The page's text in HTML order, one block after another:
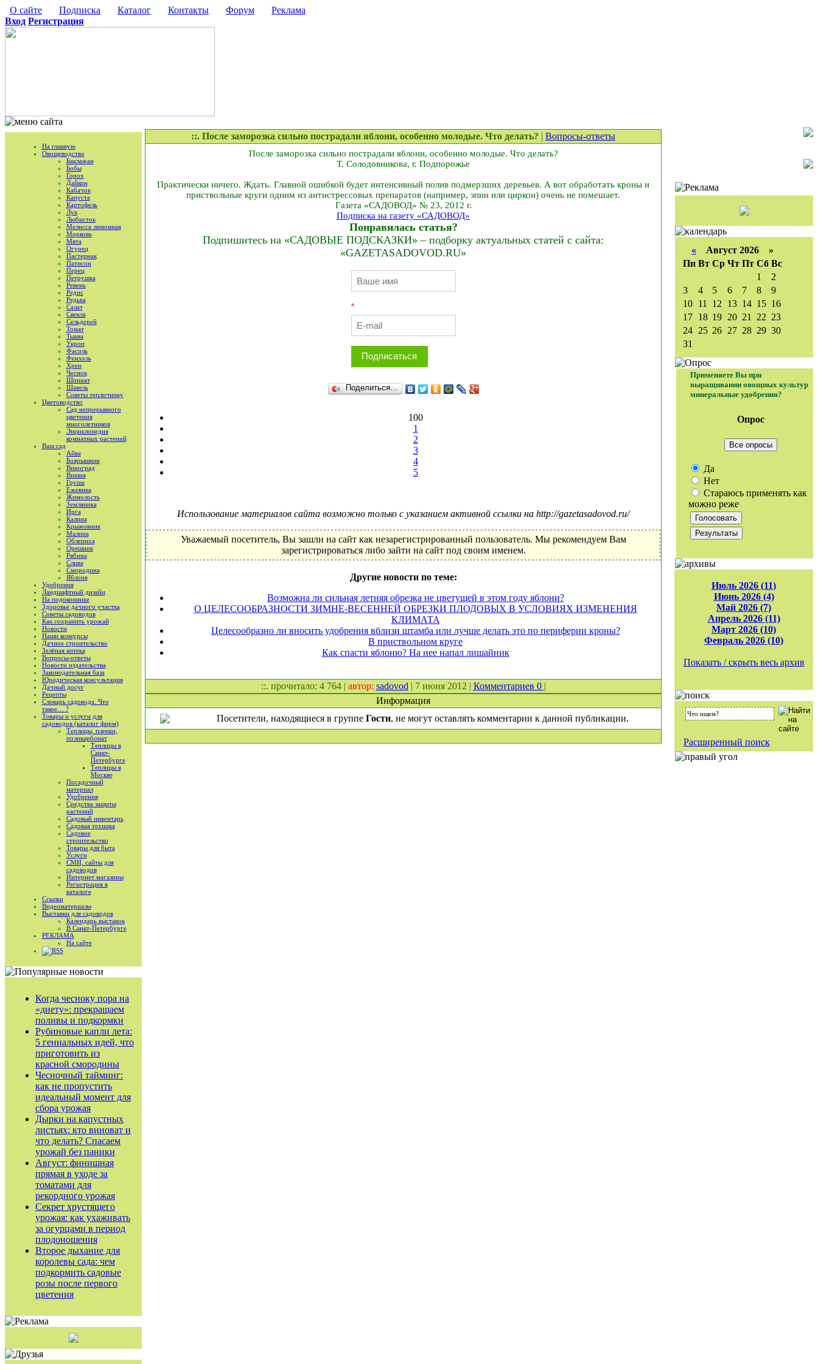
О сайте Подписка Каталог Контакты Форум
Реклама
Вход Регистрация
На главную
Овощеводство
Баклажан
Бобы
Горох
Дайкон
Кабачок
Капуста
Картофель
Лук
Любисток
Мелисса лимонная
Морковь
Мята
Огурец
Пастернак
Патисон
Перец
Петрушка
Ревень
Редис
Редька
Салат
Свекла
Сельдерей
Томат
Тыква
Укроп
Фасоль
Фенхель
Хрен
Чеснок
Шпинат
Шавель
Советы тепличнику
Цветоводство
Сад непрерывного
цветения
многолетников
Энциклопедия
комнатных растений
Ваш сад
Айва
Боярышник
Виноград
Вишня
Груша
Ежевика
Жимолость
Земляника
Ирга
Калина
Крыжовник
Малина
Облепиха
Орешник
Рябина
Слива
Смородина
Яблоня
Удобрения
Ландшафтный дизайн
На подоконнике
Здоровье дачного участка
Советы садоводов
Как сохранить урожай
Новости
Наши конкурсы
Дачное строительство
Зелёная аптека
Вопросы-ответы
Новости издательства
Законодательная база
Юридическая консультация
Дачный досуг
Рецепты
Словарь садовода. Что
такое… ?
Товары и услуги для
садоводов (каталог фирм)
Теплицы, пленки,
поликарбонат
Теплицы в
Санкт-
Петербурге
Теплицы в
Москве
Посадочный
материал
Удобрения
Средства защиты
растений
Садовый инвентарь
Садовая техника
Садовое
строительство
Товары для быта
Услуги
СМИ, сайты для
садоводов
Интернет магазины
Регистрация в
каталоге
Ссылки
Видеоматериалы
Выставки для садоводов
Календарь выставок
В Санкт-Петербурге
РЕКЛАМА
На сайте
RSS
Когда чесноку пора на
«диету»: прекращаем
поливы и подкормки
Рубиновые капли лета:
5 гениальных идей, что
приготовить из
красной смородины
Чесночный тайминг:
как не пропустить
идеальный момент для
сбора урожая
Дырки на капустных
листьях: кто виноват и
что делать? Спасаем
урожай без паники
Август: финишная
прямая в уходе за
томатами для
рекордного урожая
Секрет хрустящего
урожая: как ухаживать
за огурцами в период
плодоношения
Второе дыхание для
королевы сада: чем
подкормить садовые
розы после первого
цветения
::. После заморозка сильно пострадали яблони, особенно молодые. Что делать? | Вопросы-ответы
После заморозка сильно пострадали яблони, особенно молодые. Что делать?
Т. Солодовникова, г. Подпорожье
Практически ничего. Ждать. Главной ошибкой будет интенсивный полив подмерзших деревьев. А вот обработать кроны и
приствольные круги одним из антистрессовых препаратов (например, эпин или циркон) очень не помешает.
Газета «САДОВОД» № 23, 2012 г.
Подписка на газету «САДОВОД»
Понравилась статья?
Подпишитесь на «САДОВЫЕ ПОДСКАЗКИ» – подборку актуальных статей с сайта:
«GAZETASADOVOD.RU»
*
Подписаться
Поделиться…
100
1
2
3
4
5
Использование материалов сайта возможно только с указанием активной ссылки на http://gazetasadovod.ru/
Уважаемый посетитель, Вы зашли на сайт как незарегистрированный пользователь. Мы рекомендуем Вам
зарегистрироваться либо зайти на сайт под своим именем.
Другие новости по теме:
Возможна ли сильная летняя обрезка не цветущей в этом году яблони?
О ЦЕЛЕСООБРАЗНОСТИ ЗИМНЕ-­ВЕСЕННЕЙ ОБРЕЗКИ ПЛОДОВЫХ В УСЛОВИЯХ ИЗМЕНЕНИЯ
КЛИМАТА
Целесообразно ли вносить удобрения вблизи штамба или лучше делать это по периферии кроны?
В приствольном круге
Как спасти яблоню? На нее напал лишайник
::. прочитало: 4 764 | автор: sadovod | 7 июня 2012 | Комментариев 0 |
Информация
Посетители, находящиеся в группе Гости, не могут оставлять комментарии к данной публикации.
« Август 2026 »
Пн Вт Ср Чт Пт Сб Вс
1
2
3
4 5 6 7 8
9
10 11 12 13 14 15 16
17 18 19 20 21 22 23
24 25 26 27 28 29 30
31
Применяете Вы при
выращивании овощных культур
минеральные удобрения?
Опрос
Все опросы
Да
Нет
Стараюсь применять как
можно реже
Июль 2026 (11)
Июнь 2026 (4)
Май 2026 (7)
Апрель 2026 (11)
Март 2026 (10)
Февраль 2026 (10)
Показать / скрыть весь архив
Расширенный поиск